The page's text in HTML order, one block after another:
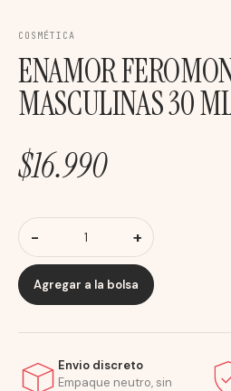
COSMÉTICA
ENAMOR
MASCULINAS 30
$16.990
- +
Agregar a la bolsa
Envio discreto
Empaque neutro, sin